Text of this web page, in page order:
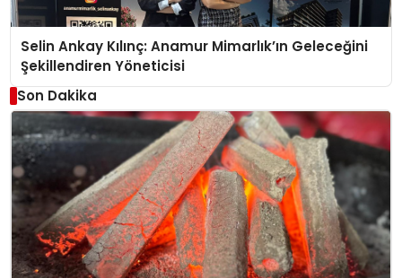
Selin Ankay Kılınç: Anamur Mimarlık’ın Geleceğini
Şekillendiren Yöneticisi
Son Dakika